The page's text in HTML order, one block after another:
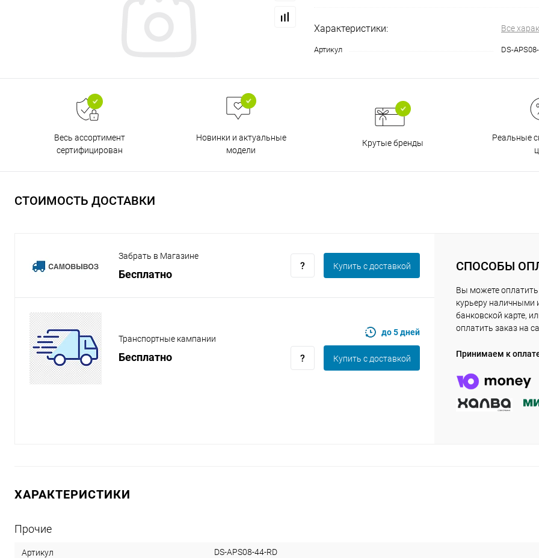
Характеристики: Все
Артикул DS-
Весь ассортимент
сертифицирован
Новинки и актуальные
модели
Крутые бренды
Реальные
СТОИМОСТЬ ДОСТАВКИ
Забрать в Магазине
Бесплатно
Купить c доставкой
Транспортные кампании
Бесплатно
до 5 дней
Купить c доставкой
СПОСОБЫ
Вы можете оплатить
курьеру наличными
банковской карте,
оплатить заказ на
Принимаем к
ХАРАКТЕРИСТИКИ
Прочие
Артикул DS-APS08-44-RD
на части
График платежей
выбранный способом
75% будутсписываться
с вашей картыпо25%каждые 2 недели